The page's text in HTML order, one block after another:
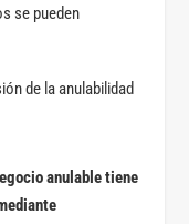
se pueden
de la anulabilidad
anulable tiene